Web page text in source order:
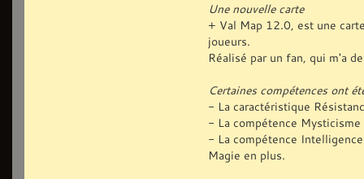
Une nouvelle carte
+ Val Map 12.0, est une
joueurs.
Réalisé par un fan, qui m'a
Certaines compétences ont
- La caractéristique
- La compétence
- La compétence
Magie en plus.